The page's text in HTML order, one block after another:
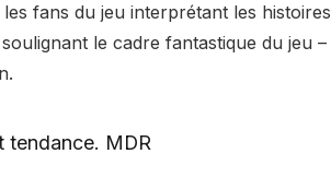
fans du jeu interprétant les histoires
le cadre fantastique du jeu –
tendance. MDR